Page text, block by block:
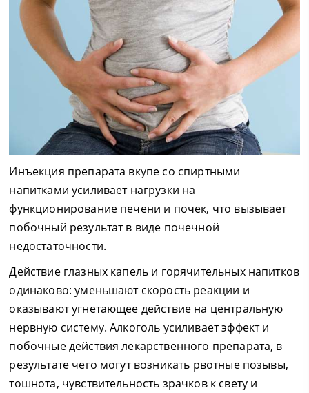
Инъекция препарата вкупе со спиртными
напитками усиливает нагрузки на
функционирование печени и почек, что вызывает
побочный результат в виде почечной
недостаточности.
Действие глазных капель и горячительных напитков
одинаково: уменьшают скорость реакции и
оказывают угнетающее действие на центральную
нервную систему. Алкоголь усиливает эффект и
побочные действия лекарственного препарата, в
результате чего могут возникать рвотные позывы,
тошнота, чувствительность зрачков к свету и